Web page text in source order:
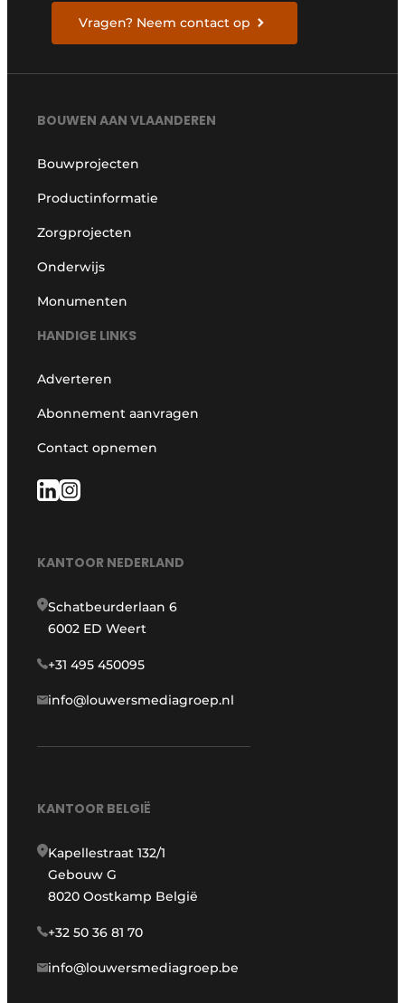
Vragen? Neem contact op
BOUWEN AAN VLAANDEREN
Bouwprojecten
Productinformatie
Zorgprojecten
Onderwijs
Monumenten
HANDIGE LINKS
Adverteren
Abonnement aanvragen
Contact opnemen
KANTOOR NEDERLAND
Schatbeurderlaan 6
6002 ED Weert
+31 495 450095
info@louwersmediagroep.nl
KANTOOR BELGIË
Kapellestraat 132/1
Gebouw G
8020 Oostkamp België
+32 50 36 81 70
info@louwersmediagroep.be